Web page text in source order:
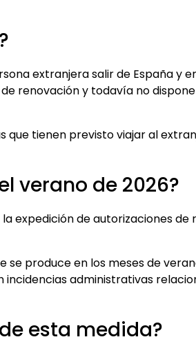
extranjera salir de España y
renovación y todavía no
tienen previsto viajar al
verano de 2026?
expedición de autorizaciones
produce en los meses de
incidencias administrativas
esta medida?